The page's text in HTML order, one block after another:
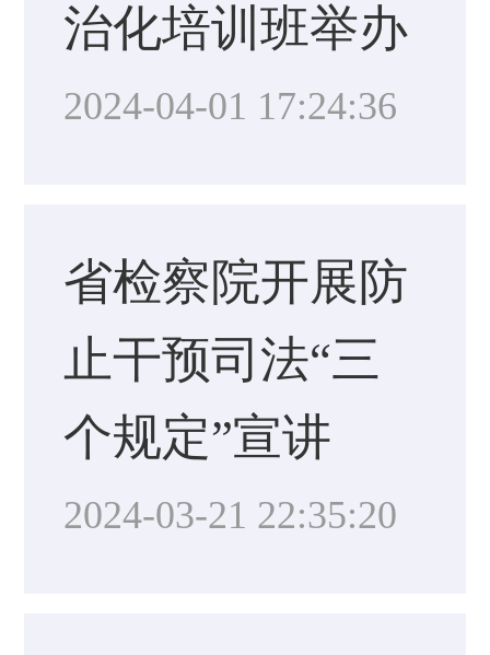
治化培训班举办
2024-04-01 17:24:36
省检察院开展防
止干预司法“三
个规定”宣讲
2024-03-21 22:35:20